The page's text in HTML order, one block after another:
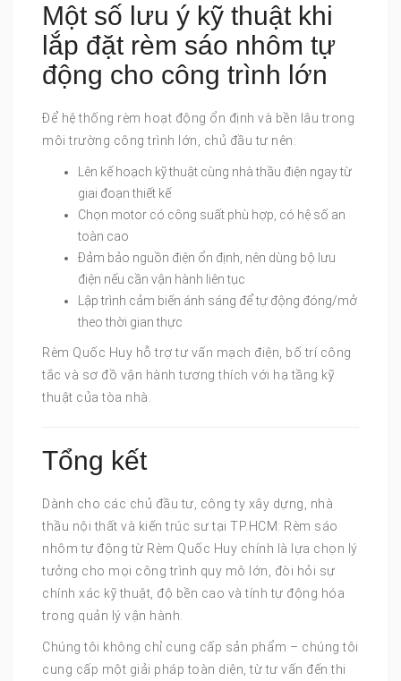
Một số lưu ý kỹ thuật khi
lắp đặt rèm sáo nhôm tự
động cho công trình lớn
Để hệ thống rèm hoạt động ổn định và bền lâu trong
môi trường công trình lớn, chủ đầu tư nên:
Lên kế hoạch kỹ thuật cùng nhà thầu điện ngay từ
giai đoạn thiết kế
Chọn motor có công suất phù hợp, có hệ số an
toàn cao
Đảm bảo nguồn điện ổn định, nên dùng bộ lưu
điện nếu cần vận hành liên tục
Lập trình cảm biến ánh sáng để tự động đóng/mở
theo thời gian thực
Rèm Quốc Huy hỗ trợ tư vấn mạch điện, bố trí công
tắc và sơ đồ vận hành tương thích với hạ tầng kỹ
thuật của tòa nhà.
Tổng kết
Dành cho các chủ đầu tư, công ty xây dựng, nhà
thầu nội thất và kiến trúc sư tại TP.HCM: Rèm sáo
nhôm tự động từ Rèm Quốc Huy chính là lựa chọn lý
tưởng cho mọi công trình quy mô lớn, đòi hỏi sự
chính xác kỹ thuật, độ bền cao và tính tự động hóa
trong quản lý vận hành.
Chúng tôi không chỉ cung cấp sản phẩm – chúng tôi
cung cấp một giải pháp toàn diện, từ tư vấn đến thi